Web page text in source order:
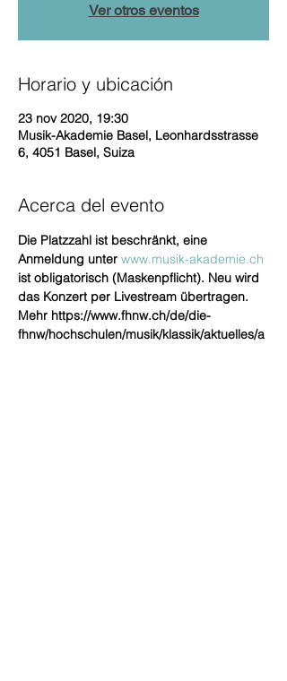
Ver otros eventos
Horario y ubicación
23 nov 2020, 19:30
Musik-Akademie Basel, Leonhardsstrasse
6, 4051 Basel, Suiza
Acerca del evento
Die Platzzahl ist beschränkt, eine
Anmeldung unter www.musik-akademie.ch
ist obligatorisch (Maskenpflicht). Neu wird
das Konzert per Livestream übertragen.
Mehr https://www.fhnw.ch/de/die-
fhnw/hochschulen/musik/klassik/aktuelles/a